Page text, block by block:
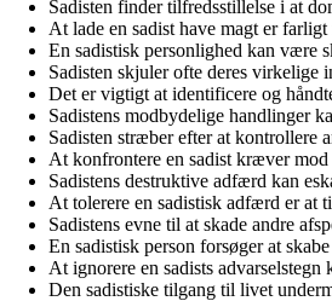
Sadisten finder tilfredsstillelse i at
At lade en sadist have magt er
En sadistisk personlighed kan være
Sadisten skjuler ofte deres virkelige
Det er vigtigt at identificere og
Sadistens modbydelige handlinger
Sadisten stræber efter at kontrollere
At konfrontere en sadist kræver
Sadistens destruktive adfærd kan
At tolerere en sadistisk adfærd er at
Sadistens evne til at skade andre
En sadistisk person forsøger at
At ignorere en sadists
Den sadistiske tilgang til livet